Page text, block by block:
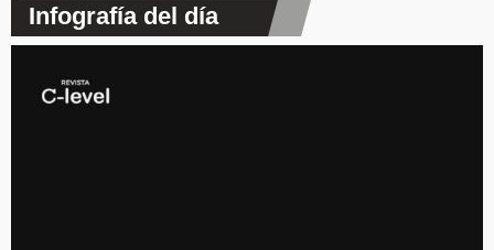
Infografía del día